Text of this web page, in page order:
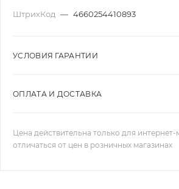
ШтрихКод — 4660254410893
УСЛОВИЯ ГАРАНТИИ
ОПЛАТА И ДОСТАВКА
Цена действительна только для
отличаться от цен в розничных магазинах